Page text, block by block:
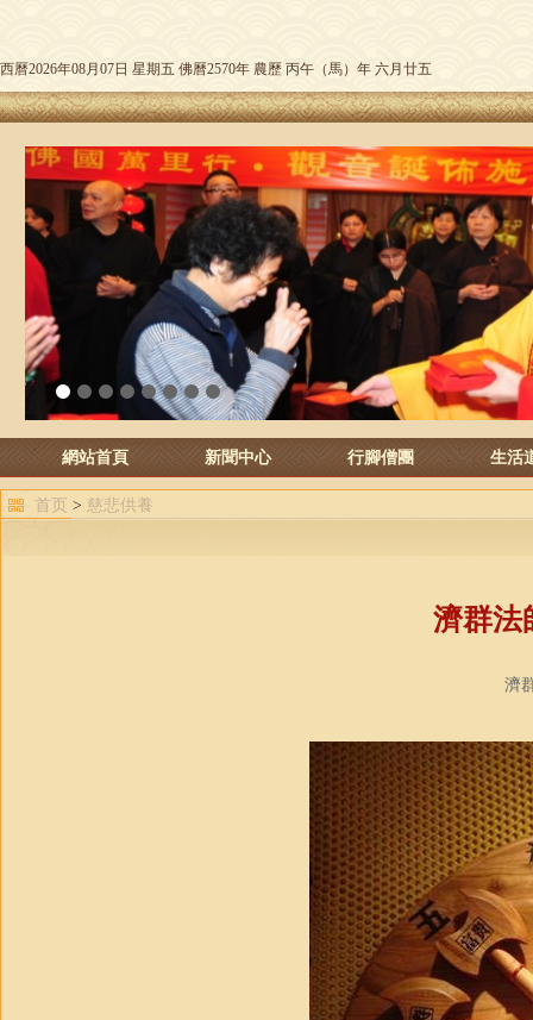
西曆2026年08月07日 星期五 佛曆2570年 農歷 丙午（馬）年 六月廿五
3 4 5 6 7 8
網站首頁 新聞中心 行腳僧團 生活
首页 > 慈悲供養
濟群法
濟